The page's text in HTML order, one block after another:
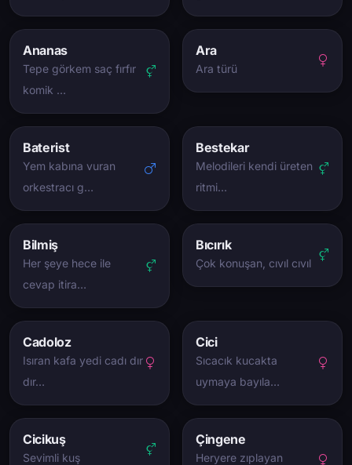
Ananas
Tepe görkem saç fırfır
komik …
Ara
Ara türü
Baterist
Yem kabına vuran
orkestracı g…
Bestekar
Melodileri kendi üreten
ritmi…
Bilmiş
Her şeye hece ile
cevap itira…
Bıcırık
Çok konuşan, cıvıl cıvıl
Cadoloz
Isıran kafa yedi cadı dır
dır…
Cici
Sıcacık kucakta
uymaya bayıla…
Cicikuş
Sevimli kuş
Çingene
Heryere zıplayan